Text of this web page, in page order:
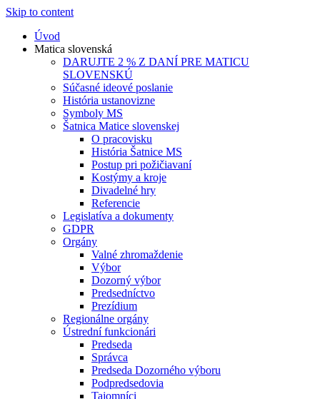
Skip to content
Úvod
Matica slovenská
DARUJTE 2 % Z DANÍ PRE MATICU
SLOVENSKÚ
Súčasné ideové poslanie
História ustanovizne
Symboly MS
Šatnica Matice slovenskej
O pracovisku
História Šatnice MS
Postup pri požičiavaní
Kostýmy a kroje
Divadelné hry
Referencie
Legislatíva a dokumenty
GDPR
Orgány
Valné zhromaždenie
Výbor
Dozorný výbor
Predsedníctvo
Prezídium
Regionálne orgány
Ústrední funkcionári
Predseda
Správca
Predseda Dozorného výboru
Podpredsedovia
Tajomníci